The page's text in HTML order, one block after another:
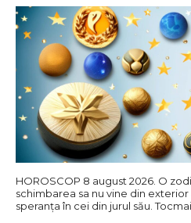
HOROSCOP 8 august 2026. O
schimbarea sa nu vine din exterior
speranța în cei din jurul său. Tocmai